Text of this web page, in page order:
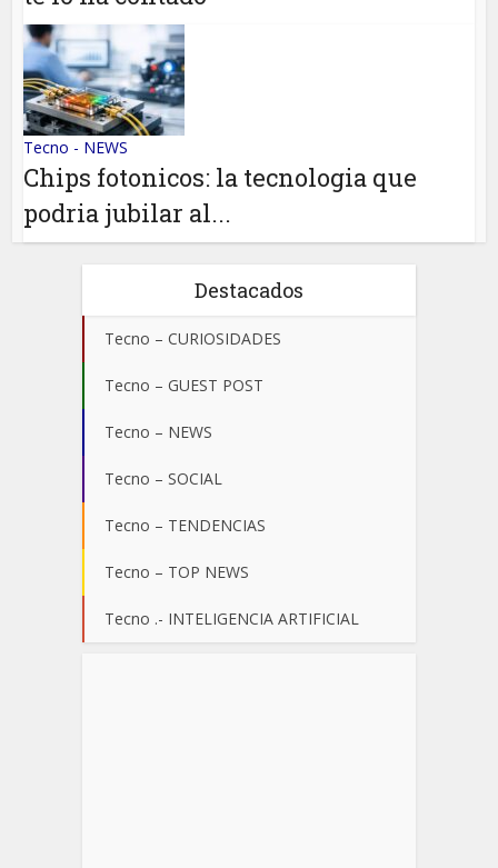
Tecno - NEWS
Chips fotonicos: la tecnologia que
podria jubilar al...
Destacados
Tecno – CURIOSIDADES
Tecno – GUEST POST
Tecno – NEWS
Tecno – SOCIAL
Tecno – TENDENCIAS
Tecno – TOP NEWS
Tecno .- INTELIGENCIA ARTIFICIAL